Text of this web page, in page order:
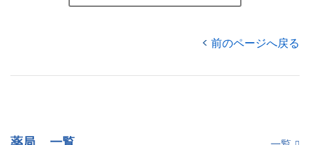
前のページへ戻る
薬局 一覧